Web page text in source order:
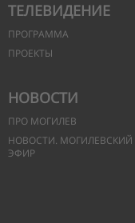
ТЕЛЕВИДЕНИЕ
ПРОГРАММА
ПРОЕКТЫ
НОВОСТИ
ПРО МОГИЛЕВ
НОВОСТИ. МОГИЛЕВСКИЙ
ЭФИР